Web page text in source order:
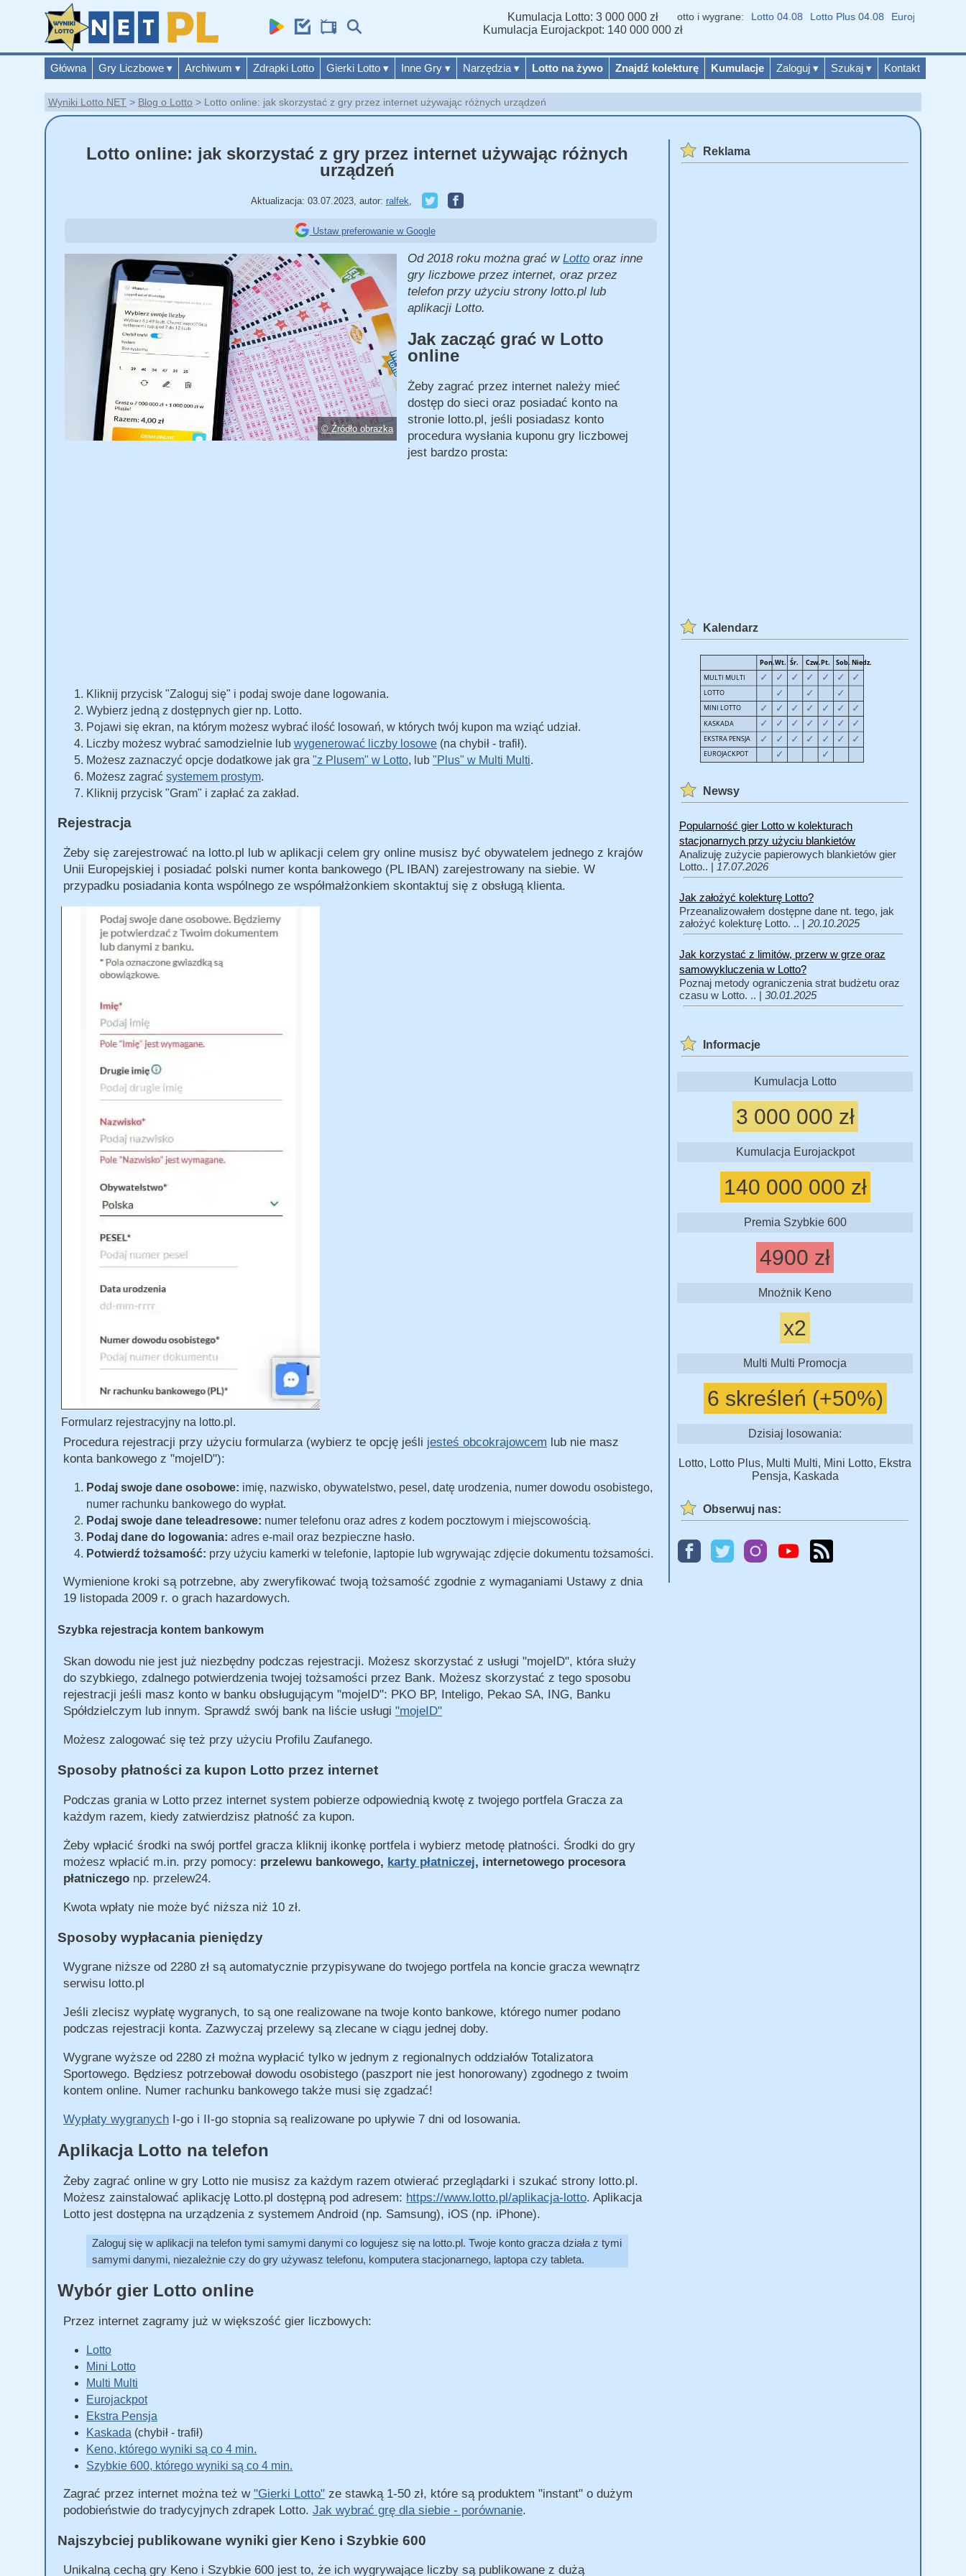
Główna Gry Liczbowe ▾ Archiwum ▾ Zdrapki Lotto Gierki Lotto ▾ Inne Gry ▾ Narzędzia ▾ Lotto na żywo Znajdź kolekturę Kumulacje Zaloguj ▾ Szukaj ▾ Kontakt
Kumulacja Lotto: 3 000 000 zł
Kumulacja Eurojackpot: 140 000 000 zł
Wyniki Lotto i wygrane: Lotto 04.08 Lotto Plus 04.08 Eurojackpot 04.08
Wyniki Lotto NET Blog o Lotto Lotto online: jak skorzystać z gry przez internet używając różnych urządzeń
Lotto online: jak skorzystać z gry przez internet używając różnych
urządzeń
Aktualizacja: 03.07.2023, autor: ralfek,
Ustaw preferowanie w Google
© Źródło obrazka
Od 2018 roku można grać wLotto oraz inne
gry liczbowe przez internet, oraz przez
telefon przy użyciu strony lotto.pl lub
aplikacji Lotto.
Jak zacząć grać w Lotto
online
Żeby zagrać przez internet należy mieć
dostęp do sieci oraz posiadać konto na
stronie lotto.pl, jeśli posiadasz konto
procedura wysłania kuponu gry liczbowej
jest bardzo prosta:
Kliknij przycisk "Zaloguj się" i podaj swoje dane logowania.
Wybierz jedną z dostępnych gier np. Lotto.
Pojawi się ekran, na którym możesz wybrać ilość losowań, w których twój kupon ma wziąć udział.
Liczby możesz wybrać samodzielnie lub wygenerować liczby losowe (na chybił - trafił).
Możesz zaznaczyć opcje dodatkowe jak gra "z Plusem" w Lotto, lub "Plus" w Multi Multi.
Możesz zagrać systemem prostym.
Kliknij przycisk "Gram" i zapłać za zakład.
Rejestracja
Żeby się zarejestrować na lotto.pl lub w aplikacji celem gry online musisz być obywatelem jednego z krajów
Unii Europejskiej i posiadać polski numer konta bankowego (PL IBAN) zarejestrowany na siebie. W
przypadku posiadania konta wspólnego ze współmałżonkiem skontaktuj się z obsługą klienta.
Formularz rejestracyjny na lotto.pl.
Procedura rejestracji przy użyciu formularza (wybierz te opcję jeśli jesteś obcokrajowcem lub nie masz
konta bankowego z "mojeID"):
Podaj swoje dane osobowe: imię, nazwisko, obywatelstwo, pesel, datę urodzenia, numer dowodu osobistego,
numer rachunku bankowego do wypłat.
Podaj swoje dane teleadresowe: numer telefonu oraz adres z kodem pocztowym i miejscowością.
Podaj dane do logowania: adres e-mail oraz bezpieczne hasło.
Potwierdź tożsamość: przy użyciu kamerki w telefonie, laptopie lub wgrywając zdjęcie dokumentu tożsamości.
Wymienione kroki są potrzebne, aby zweryfikować twoją tożsamość zgodnie z wymaganiami Ustawy z dnia
19 listopada 2009 r. o grach hazardowych.
Szybka rejestracja kontem bankowym
Skan dowodu nie jest już niezbędny podczas rejestracji. Możesz skorzystać z usługi "mojeID", która służy
do szybkiego, zdalnego potwierdzenia twojej tożsamości przez Bank. Możesz skorzystać z tego sposobu
rejestracji jeśli masz konto w banku obsługującym "mojeID": PKO BP, Inteligo, Pekao SA, ING, Banku
Spółdzielczym lub innym. Sprawdź swój bank na liście usługi "mojeID"
Możesz zalogować się też przy użyciu Profilu Zaufanego.
Sposoby płatności za kupon Lotto przez internet
Podczas grania w Lotto przez internet system pobierze odpowiednią kwotę z twojego portfela Gracza za
każdym razem, kiedy zatwierdzisz płatność za kupon.
Żeby wpłacić środki na swój portfel gracza kliknij ikonkę portfela i wybierz metodę płatności. Środki do gry
możesz wpłacić m.in. przy pomocy: przelewu bankowego, karty płatniczej, internetowego procesora
płatniczego np. przelew24.
Kwota wpłaty nie może być niższa niż 10 zł.
Sposoby wypłacania pieniędzy
Wygrane niższe od 2280 zł są automatycznie przypisywane do twojego portfela na koncie gracza wewnątrz
serwisu lotto.pl
Jeśli zlecisz wypłatę wygranych, to są one realizowane na twoje konto bankowe, którego numer podano
podczas rejestracji konta. Zazwyczaj przelewy są zlecane w ciągu jednej doby.
Wygrane wyższe od 2280 zł można wypłacić tylko w jednym z regionalnych oddziałów Totalizatora
Sportowego. Będziesz potrzebował dowodu osobistego (paszport nie jest honorowany) zgodnego z twoim
kontem online. Numer rachunku bankowego także musi się zgadzać!
Wypłaty wygranych I-go i II-go stopnia są realizowane po upływie 7 dni od losowania.
Aplikacja Lotto na telefon
Żeby zagrać online w gry Lotto nie musisz za każdym razem otwierać przeglądarki i szukać strony lotto.pl.
Możesz zainstalować aplikację Lotto.pl dostępną pod adresem: https://www.lotto.pl/aplikacja-lotto. Aplikacja
Lotto jest dostępna na urządzenia z systemem Android (np. Samsung), iOS (np. iPhone).
Zaloguj się w aplikacji na telefon tymi samymi danymi co logujesz się na lotto.pl. Twoje konto gracza działa z tymi
samymi danymi, niezależnie czy do gry używasz telefonu, komputera stacjonarnego, laptopa czy tableta.
Wybór gier Lotto online
Przez internet zagramy już w większość gier liczbowych:
Lotto
Mini Lotto
Multi Multi
Eurojackpot
Ekstra Pensja
Kaskada (chybił - trafił)
Keno, którego wyniki są co 4 min.
Szybkie 600, którego wyniki są co 4 min.
Zagrać przez internet można też w "Gierki Lotto" ze stawką 1-50 zł, które są produktem "instant" o dużym
podobieństwie do tradycyjnych zdrapek Lotto. Jak wybrać grę dla siebie - porównanie.
Najszybciej publikowane wyniki gier Keno i Szybkie 600
Unikalną cechą gry Keno i Szybkie 600 jest to, że ich wygrywające liczby są publikowane z dużą
Reklama
Kalendarz
Newsy
Popularność gier Lotto w kolekturach
stacjonarnych przy użyciu blankietów
Analizuję zużycie papierowych blankietów gier
Lotto.. | 17.07.2026
Jak założyć kolekturę Lotto?
Przeanalizowałem dostępne dane nt. tego, jak
założyć kolekturę Lotto. .. | 20.10.2025
Jak korzystać z limitów, przerw w grze oraz
samowykluczenia w Lotto?
Poznaj metody ograniczenia strat budżetu oraz
czasu w Lotto. .. | 30.01.2025
Informacje
Kumulacja Lotto
3 000 000 zł
Kumulacja Eurojackpot
140 000 000 zł
Premia Szybkie 600
4900 zł
Mnożnik Keno
x2
Multi Multi Promocja
6 skreśleń (+50%)
Dzisiaj losowania:
Lotto, Lotto Plus, Multi Multi, Mini Lotto, Ekstra
Pensja, Kaskada
Obserwuj nas: